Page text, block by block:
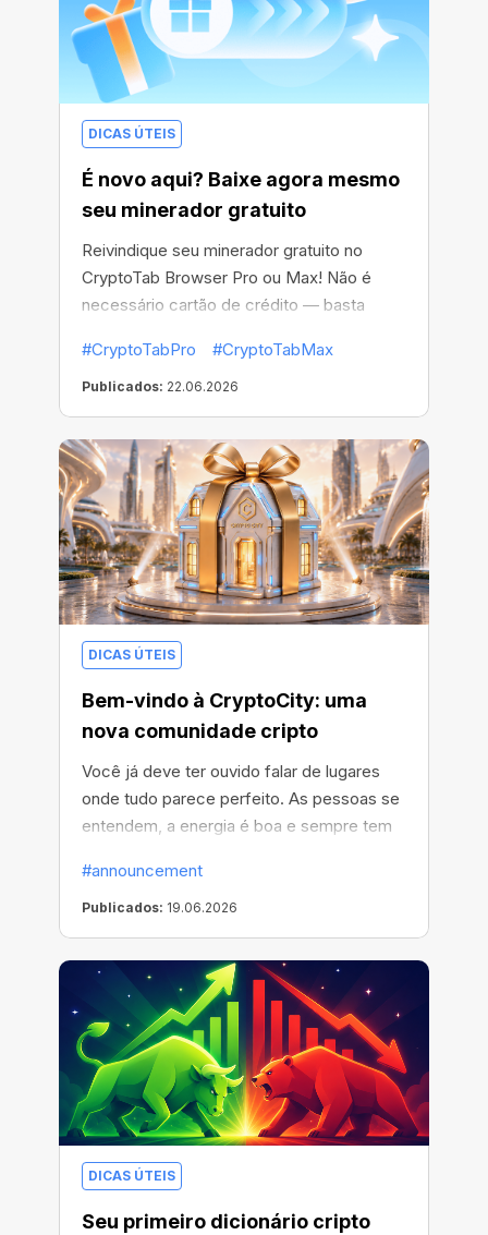
DICAS ÚTEIS
É novo aqui? Baixe agora mesmo
seu minerador gratuito
Reivindique seu minerador gratuito no
CryptoTab Browser Pro ou Max! Não é
necessário cartão de crédito — basta
transformar seu tempo online em
criptomoedas.
#CryptoTabPro #CryptoTabMax
Publicados: 22.06.2026
DICAS ÚTEIS
Bem-vindo à CryptoCity: uma
nova comunidade cripto
Você já deve ter ouvido falar de lugares
onde tudo parece perfeito. As pessoas se
entendem, a energia é boa e sempre tem
exemplo, sorteios semanais de
criptomoedas: mineradores, boosts,
criptomoedas e muito mais!
#announcement
Publicados: 19.06.2026
DICAS ÚTEIS
Seu primeiro dicionário cripto